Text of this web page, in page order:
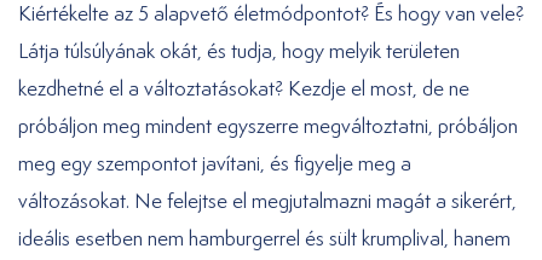
Kiértékelte az 5 alapvető életmódpontot? És hogy van vele?
Látja túlsúlyának okát, és tudja, hogy melyik területen
kezdhetné el a változtatásokat? Kezdje el most, de ne
próbáljon meg mindent egyszerre megváltoztatni, próbáljon
meg egy szempontot javítani, és figyelje meg a
változásokat. Ne felejtse el megjutalmazni magát a sikerért,
ideális esetben nem hamburgerrel és sült krumplival, hanem